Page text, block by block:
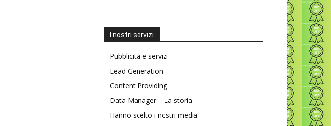
I nostri servizi
Pubblicità e servizi
Lead Generation
Content Providing
Data Manager – La storia
Hanno scelto i nostri media